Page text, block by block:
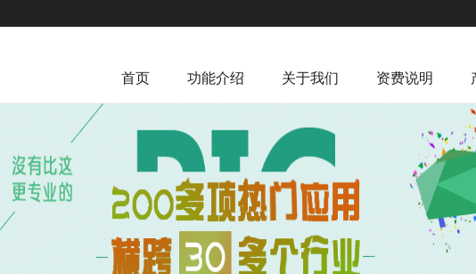
首页 功能介绍 关于我们 资费说明